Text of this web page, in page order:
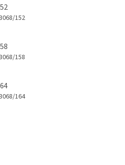
152
158
164